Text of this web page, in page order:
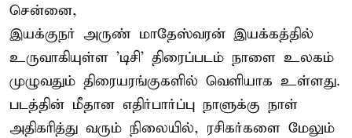
சென்னை,
இயக்குநர் அருண் மாதேஸ்வரன் இயக்கத்தில்
உருவாகியுள்ள 'டிசி' திரைப்படம் நாளை உலகம்
முழுவதும் திரையரங்குகளில் வெளியாக உள்ளது.
படத்தின் மீதான எதிர்பார்ப்பு நாளுக்கு நாள்
அதிகரித்து வரும் நிலையில், ரசிகர்களை மேலும்